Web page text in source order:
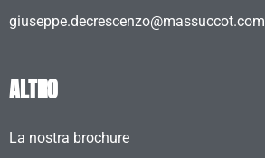
giuseppe.decrescenzo@massuccot.com
ALTRO
La nostra brochure